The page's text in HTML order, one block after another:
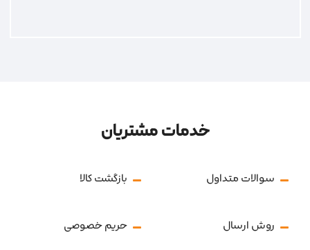
خدمات مشتریان
سوالات متداول بازگشت کالا
روش ارسال حریم خصوصی